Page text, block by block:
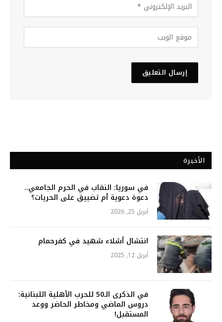
الأخيرة
في سوريا: النقاب في الحرم الجامعي..
دعوة دعوية أم تضييق على الحريات؟
أبريل 25, 2026
انتشال أشلاء شهيد في كفرحمام
أبريل 12, 2025
في الذكرى الـ50 للحرب الأهلية اللبنانية:
دروس الماضي ومخاطر الحاضر ووعد
المستقبل!